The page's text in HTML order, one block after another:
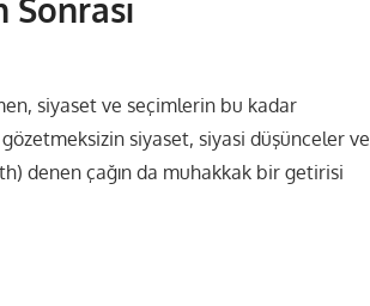
siyaset ve seçimlerin bu kadar
siyaset, siyasi düşünceler ve
denen çağın da muhakkak bir getirisi